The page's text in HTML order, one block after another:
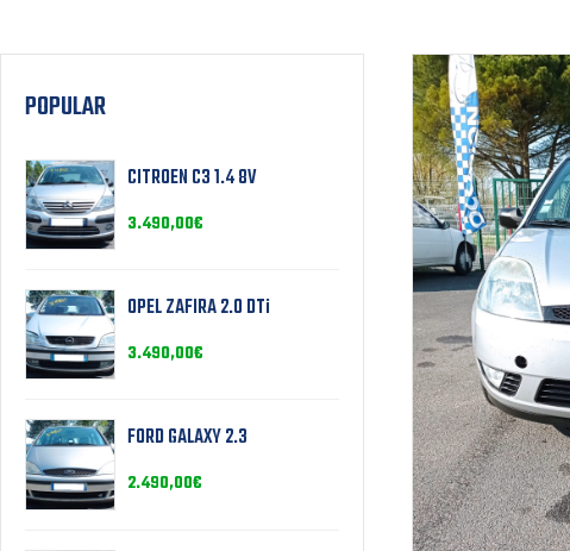
POPULAR
CITROEN C3 1.4 8V
3.490,00€
OPEL ZAFIRA 2.0 DTi
3.490,00€
FORD GALAXY 2.3
2.490,00€